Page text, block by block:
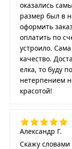
оказались
размер был в
оформить
оплатить по
устроило.
качество.
елка, то буду
нетерпением
красотой!
Александр Г.
Скажу словами